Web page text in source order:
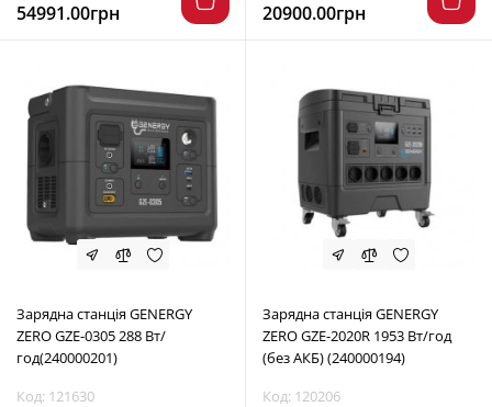
54991.00грн 20900.00грн
Зарядна станція GENERGY
ZERO GZE-0305 288 Вт/
год(240000201)
Код: 121630
Зарядна станція GENERGY
ZERO GZE-2020R 1953 Вт/год
(без АКБ) (240000194)
Код: 120206